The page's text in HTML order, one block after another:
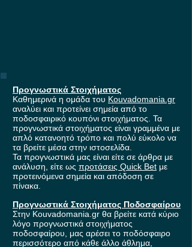
Προγνωστικά Στοιχήματος
Καθημερινά η ομάδα του Kouvadomania.gr
αναλύει και προτείνει σημεία από το
ποδοσφαιρικό κουπόνι στοιχήματος. Τα
προγνωστικά στοιχήματος είναι γραμμένα με
απλό κατανοητό τρόπο και πολύ εύκολο να
τα βρείτε μέσα στην ιστοσελίδα.
Τα προγνωστικά μας είναι είτε σε άρθρα με
ανάλυση, είτε ως προτάσεις Quick Bet με
προτεινόμενα σημεία και απόδοση σε
πίνακα.
Προγνωστικά Στοιχήματος Ποδοσφαίρου
Στην Kouvadomania.gr θα βρείτε κατά κύριο
λόγο προγνωστικά στοιχήματος
ποδοσφαίρου, μας αρέσει το ποδόσφαιρο
περισσότερο από κάθε άλλο άθλημα,